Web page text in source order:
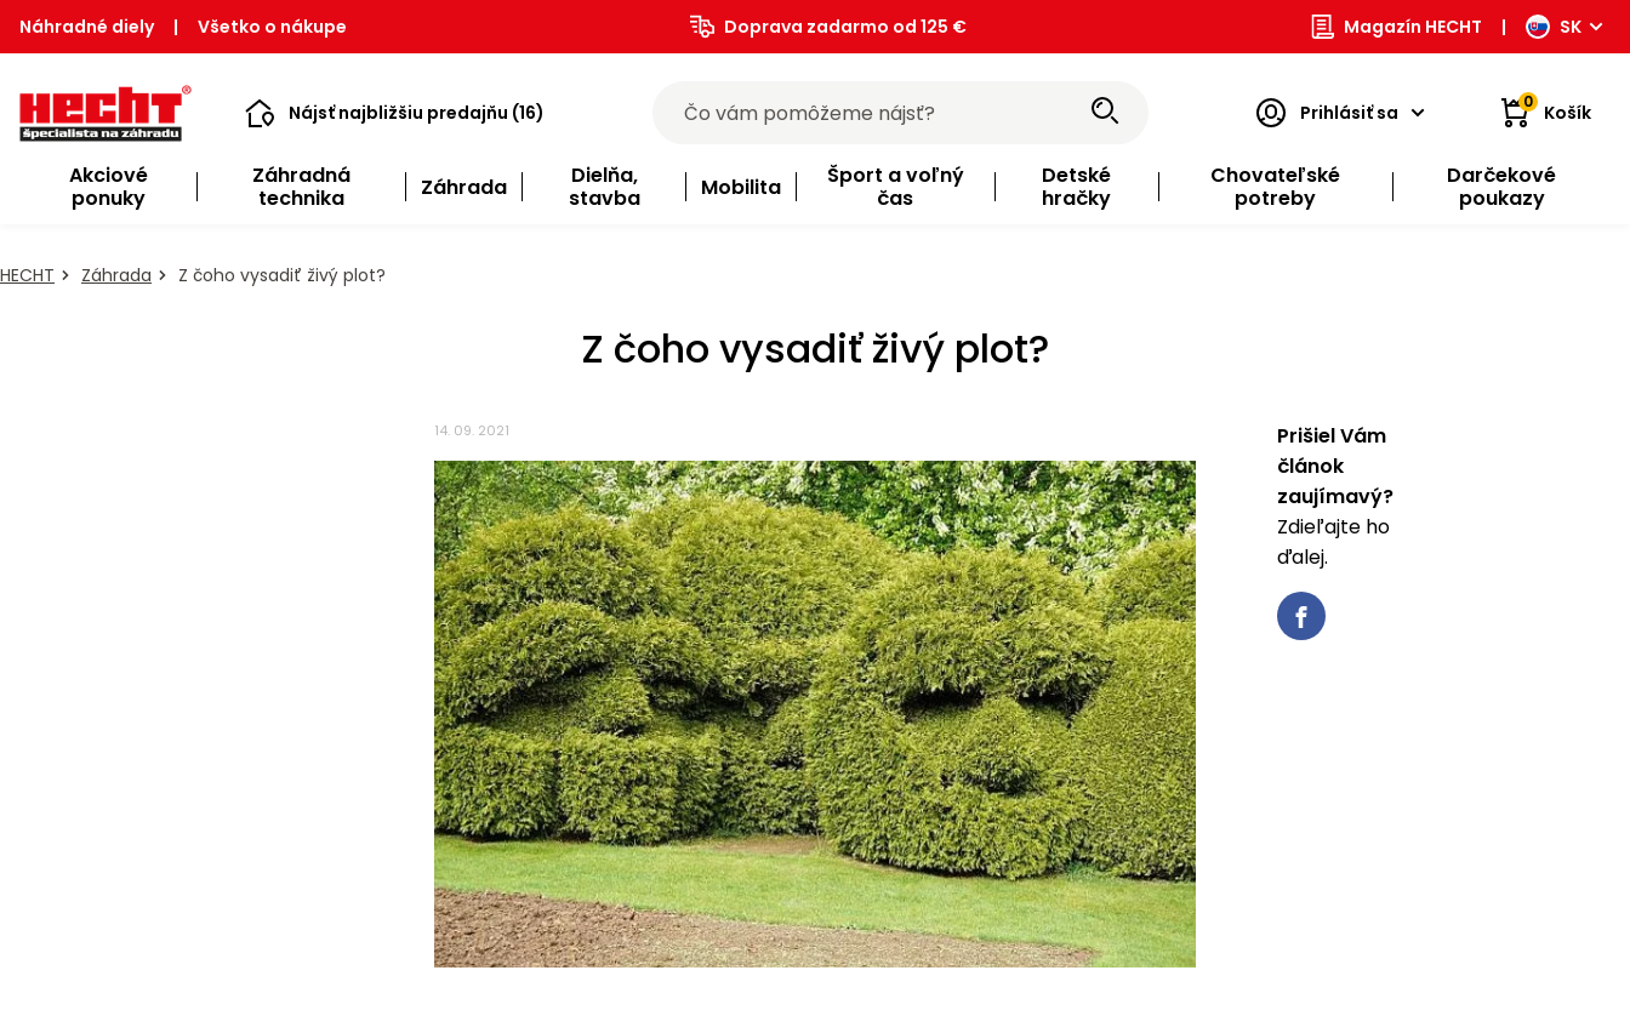
Náhradné diely | Všetko o nákupe Doprava zadarmo od 125 € Magazín HECHT | SK
Nájsť najbližšiu predajňu (16) Prihlásiť sa 0 Košík
Akciové
ponuky
Záhradná
technika
Záhrada
Dielňa,
stavba
Mobilita
Šport a voľný
čas
Detské
hračky
Chovateľské
potreby
Darčekové
poukazy
HECHT Záhrada Z čoho vysadiť živý plot?
Z čoho vysadiť živý plot?
14. 09. 2021
Prišiel Vám
článok
zaujímavý?
Zdieľajte ho
ďalej.